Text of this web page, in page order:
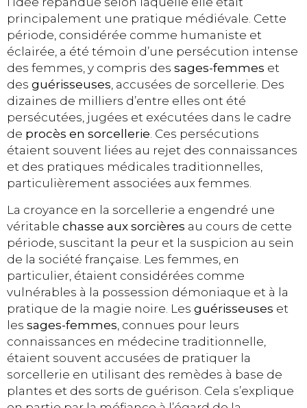
principalement une pratique médiévale. Cette
période, considérée comme humaniste et
éclairée, a été témoin d’une persécution intense
des femmes, y compris des sages-femmes et
des guérisseuses, accusées de sorcellerie. Des
dizaines de milliers d’entre elles ont été
persécutées, jugées et exécutées dans le cadre
de procès en sorcellerie. Ces persécutions
étaient souvent liées au rejet des connaissances
et des pratiques médicales traditionnelles,
particulièrement associées aux femmes.
La croyance en la sorcellerie a engendré une
véritable chasse aux sorcières au cours de cette
période, suscitant la peur et la suspicion au sein
de la société française. Les femmes, en
particulier, étaient considérées comme
vulnérables à la possession démoniaque et à la
pratique de la magie noire. Les guérisseuses et
les sages-femmes , connues pour leurs
connaissances en médecine traditionnelle,
étaient souvent accusées de pratiquer la
sorcellerie en utilisant des remèdes à base de
plantes et des sorts de guérison. Cela s’explique